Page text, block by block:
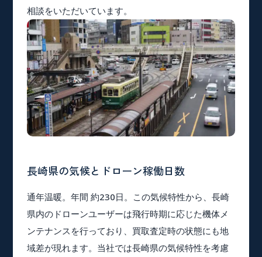
相談をいただいています。
長崎県の気候とドローン稼働日数
通年温暖。年間 約230日。この気候特性から、長崎
県内のドローンユーザーは飛行時期に応じた機体メ
ンテナンスを行っており、買取査定時の状態にも地
域差が現れます。当社では長崎県の気候特性を考慮